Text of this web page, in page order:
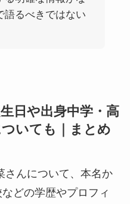
語るべきではない
日や出身中学・高
いても｜まとめ
さんについて、本名か
どの学歴やプロフィ